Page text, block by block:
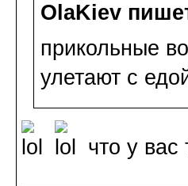
OlaKiev
прикольные
улетают с
что у вас